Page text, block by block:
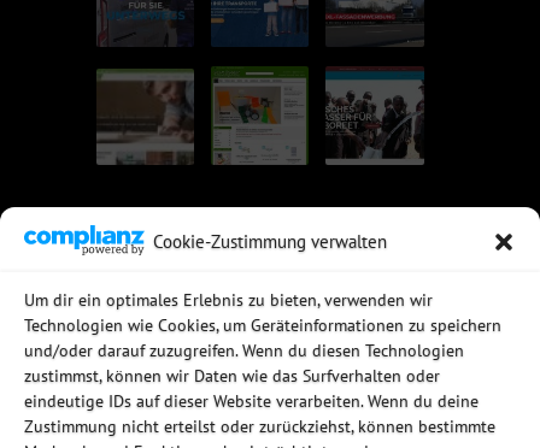
Cookie-Zustimmung verwalten
Um dir ein optimales Erlebnis zu bieten, verwenden wir
Technologien wie Cookies, um Geräteinformationen zu speichern
und/oder darauf zuzugreifen. Wenn du diesen Technologien
zustimmst, können wir Daten wie das Surfverhalten oder
eindeutige IDs auf dieser Website verarbeiten. Wenn du deine
Zustimmung nicht erteilst oder zurückziehst, können bestimmte
Rechtssichere Email-Archivierung
MDaemon Mail- & Groupwareserver
Virtualisierung mit vmWare
Sophos UTM - Mehr als eine Firewall